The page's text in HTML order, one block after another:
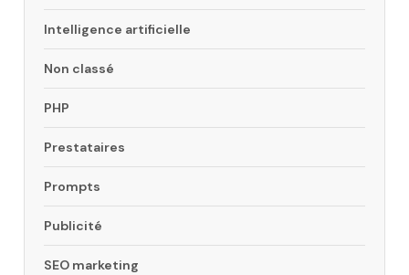
Intelligence artificielle
Non classé
PHP
Prestataires
Prompts
Publicité
SEO marketing